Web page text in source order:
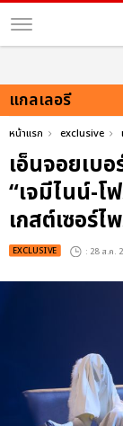
แกลเลอรี
หน้าแรก exclusive
เอ็นจอยเบ
“เจมีไนน์-โ
เกสต์เซอร์ไ
EXCLUSIVE : 28 ส.ค.